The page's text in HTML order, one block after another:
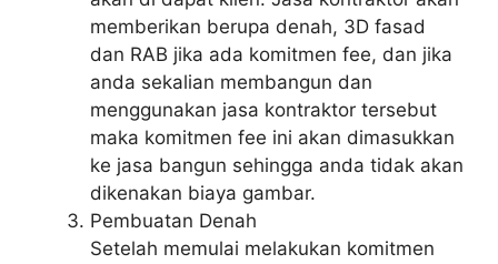
memberikan berupa denah, 3D fasad
dan RAB jika ada komitmen fee, dan jika
anda sekalian membangun dan
menggunakan jasa kontraktor tersebut
maka komitmen fee ini akan dimasukkan
ke jasa bangun sehingga anda tidak akan
dikenakan biaya gambar.
Pembuatan Denah
Setelah memulai melakukan komitmen